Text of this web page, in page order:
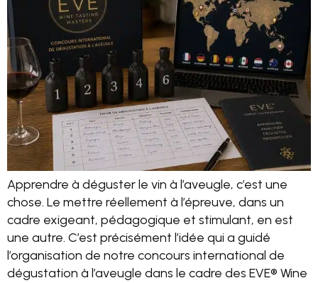
Apprendre à déguster le vin à l’aveugle, c’est une
chose. Le mettre réellement à l’épreuve, dans un
cadre exigeant, pédagogique et stimulant, en est
une autre. C’est précisément l’idée qui a guidé
l’organisation de notre concours international de
dégustation à l’aveugle dans le cadre des EVE® Wine